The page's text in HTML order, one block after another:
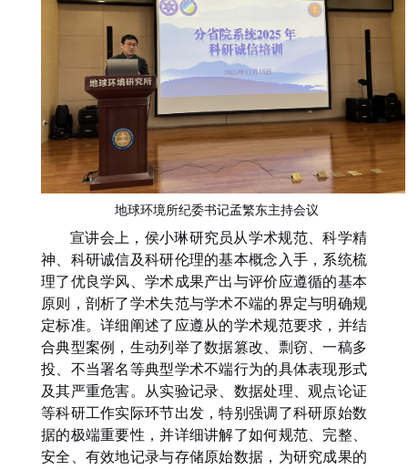
地球环境所纪委书记孟繁东主持会议
宣讲会上， 侯小琳研究员从学术规范、科学精
神、科研诚信及科研伦理的基本概念入手，系统梳
理了优良学风、学术成果产出与评价应遵循的基本
原则
， 剖析了学术失范与学术不端的界定与明确规
定标准。详细阐述了应遵从的学术规范要求，并结
合典型案例，生动列举了数据篡改、剽窃、一稿多
投、不当署名等典型学术不端行为的具体表现形式
及其严重危害。从实验记录、数据处理、观点论证
等科研工作实际环节出发，特别强调了科研原始数
据的极端重要性，并详细讲解了如何规范、完整、
安全、有效地记录与存储原始数据，为研究成果的